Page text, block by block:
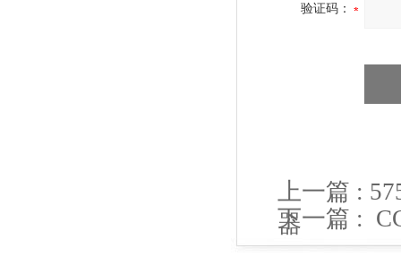
验证码：
上一篇 :
器
下一篇 :
普优滤器